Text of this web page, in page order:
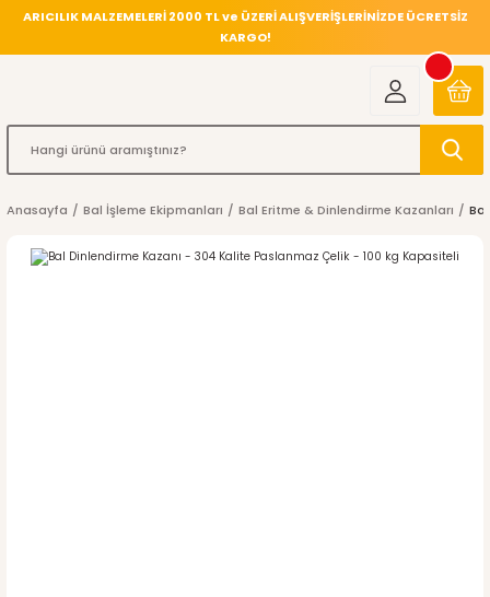
ARICILIK MALZEMELERİ 2000 TL ve ÜZERİ ALIŞVERİŞLERİNİZDE ÜCRETSİZ
KARGO!
Anasayfa Bal İşleme Ekipmanları Bal Eritme & Dinlendirme Kazanları